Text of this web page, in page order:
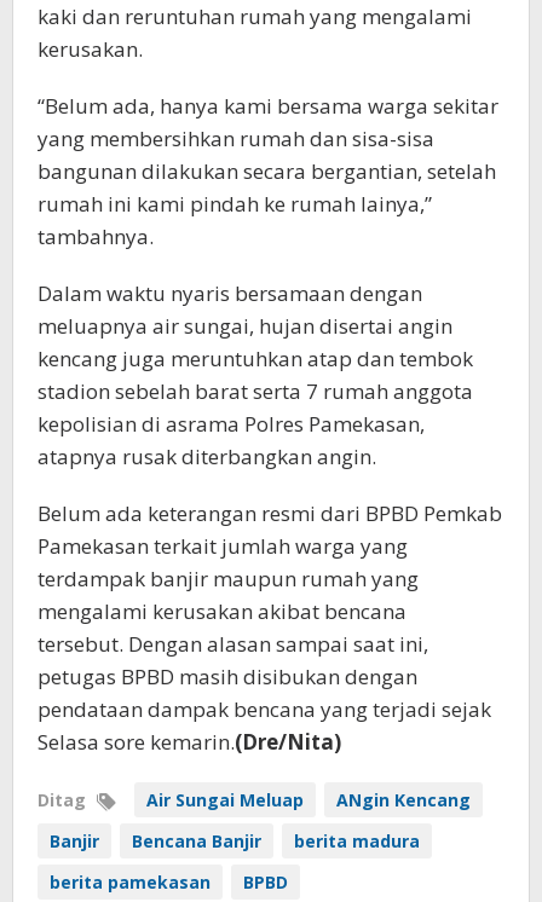
kaki dan reruntuhan rumah yang mengalami
kerusakan.
“Belum ada, hanya kami bersama warga sekitar
yang membersihkan rumah dan sisa-sisa
bangunan dilakukan secara bergantian, setelah
rumah ini kami pindah ke rumah lainya,”
tambahnya.
Dalam waktu nyaris bersamaan dengan
meluapnya air sungai, hujan disertai angin
kencang juga meruntuhkan atap dan tembok
stadion sebelah barat serta 7 rumah anggota
kepolisian di asrama Polres Pamekasan,
atapnya rusak diterbangkan angin.
Belum ada keterangan resmi dari BPBD Pemkab
Pamekasan terkait jumlah warga yang
terdampak banjir maupun rumah yang
mengalami kerusakan akibat bencana
tersebut. Dengan alasan sampai saat ini,
petugas BPBD masih disibukan dengan
pendataan dampak bencana yang terjadi sejak
Selasa sore kemarin.(Dre/Nita)
Ditag Air Sungai Meluap
ANgin Kencang
Banjir
Bencana Banjir
berita madura
berita pamekasan
BPBD